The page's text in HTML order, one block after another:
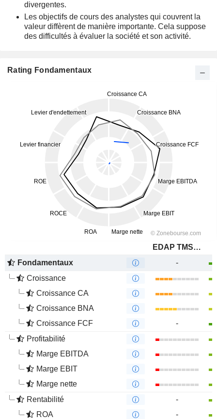
divergentes.
Les objectifs de cours des analystes qui couvrent la
valeur diffèrent de manière importante. Cela suppose
des difficultés à évaluer la société et son activité.
Rating Fondamentaux
EDAP TMS S.A.
Fondamentaux
-
Croissance
Croissance CA
Croissance BNA
Croissance FCF
-
Profitabilité
Marge EBITDA
Marge EBIT
Marge nette
Rentabilité
-
ROA
-